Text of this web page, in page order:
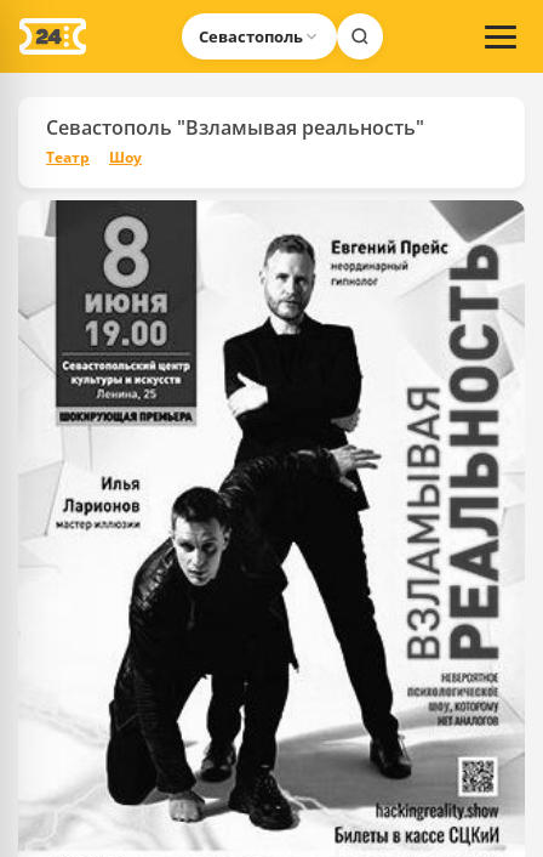
Севастополь
Севастополь "Взламывая реальность"
Театр Шоу